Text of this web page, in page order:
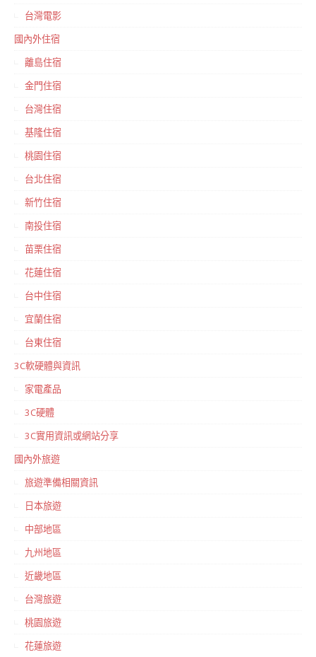
台灣電影
國內外住宿
離島住宿
金門住宿
台灣住宿
基隆住宿
桃園住宿
台北住宿
新竹住宿
南投住宿
苗栗住宿
花蓮住宿
台中住宿
宜蘭住宿
台東住宿
3C軟硬體與資訊
家電產品
3C硬體
3C實用資訊或網站分享
國內外旅遊
旅遊準備相關資訊
日本旅遊
中部地區
九州地區
近畿地區
台灣旅遊
桃園旅遊
花蓮旅遊